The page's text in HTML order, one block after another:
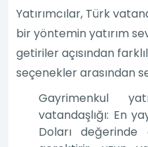
Yatırımcılar, Türk
bir yöntemin yatırım
getiriler açısından
seçenekler arasından
Gayrimenkul
vatandaşlığı: En
Doları değerinde